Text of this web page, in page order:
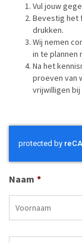
Vul jouw
Bevestig het
drukken.
Wij nemen
in te plannen
Na het
proeven van
vrijwilligen bij
Naam *